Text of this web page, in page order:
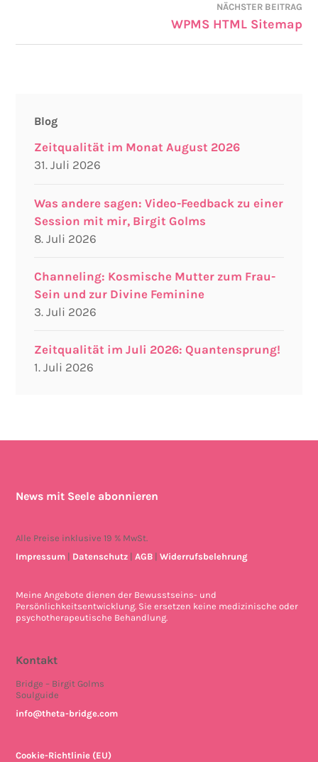
NÄCHSTER BEITRAG
WPMS HTML Sitemap
Blog
Zeitqualität im Monat August 2026
31. Juli 2026
Was andere sagen: Video-Feedback zu einer
Session mit mir, Birgit Golms
8. Juli 2026
Channeling: Kosmische Mutter zum Frau-
Sein und zur Divine Feminine
3. Juli 2026
Zeitqualität im Juli 2026: Quantensprung!
1. Juli 2026
News mit Seele abonnieren
Alle Preise inklusive 19 % MwSt.
Impressum
Datenschutz |AGB |Widerrufsbelehrung
Meine Angebote dienen der Bewusstseins- und
Persönlichkeitsentwicklung. Sie ersetzen keine medizinische oder
psychotherapeutische Behandlung.
Kontakt
Bridge – Birgit Golms
Soulguide
info@theta-bridge.com
Cookie-Richtlinie (EU)